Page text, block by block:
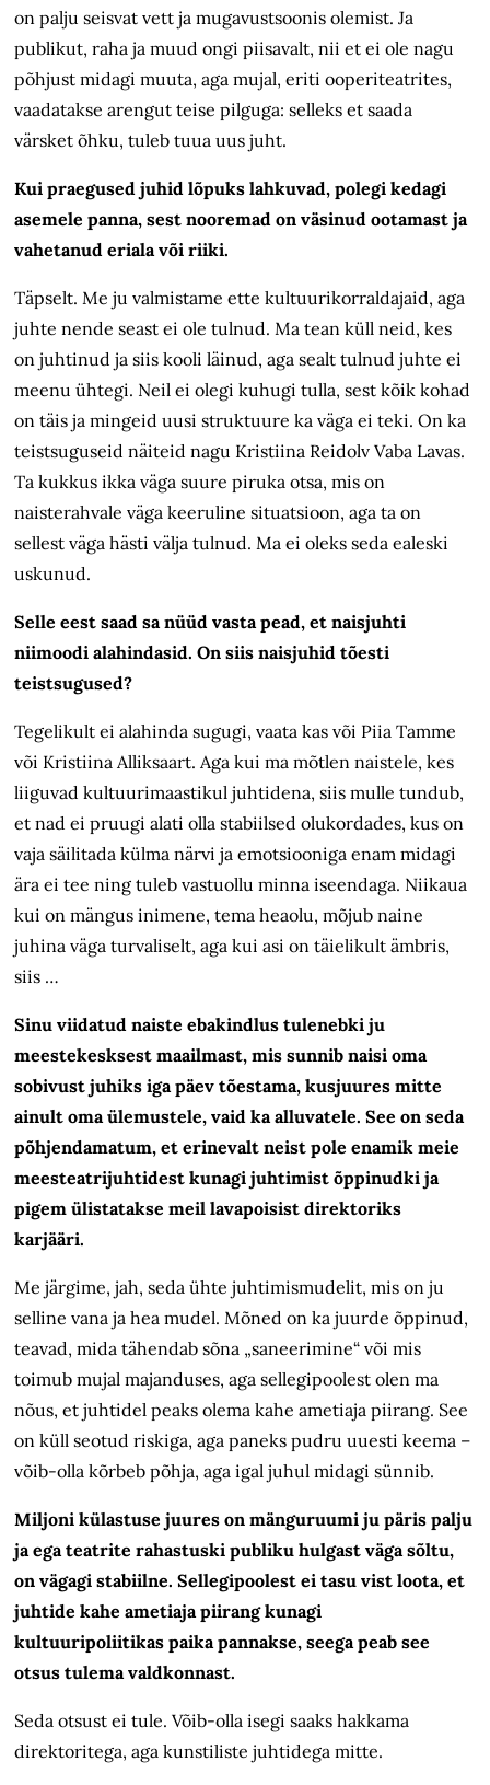
on palju seisvat vett ja mugavustsoonis olemist. Ja
publikut, raha ja muud ongi piisavalt, nii et ei ole nagu
põhjust midagi muuta, aga mujal, eriti ooperiteatrites,
vaadatakse arengut teise pilguga: selleks et saada
värsket õhku, tuleb tuua uus juht.
Kui praegused juhid lõpuks lahkuvad, polegi kedagi
asemele panna, sest nooremad on väsinud ootamast ja
vahetanud eriala või riiki.
Täpselt. Me ju valmistame ette kultuurikorraldajaid, aga
juhte nende seast ei ole tulnud. Ma tean küll neid, kes
on juhtinud ja siis kooli läinud, aga sealt tulnud juhte ei
meenu ühtegi. Neil ei olegi kuhugi tulla, sest kõik kohad
on täis ja mingeid uusi struktuure ka väga ei teki. On ka
teistsuguseid näiteid nagu Kristiina Reidolv Vaba Lavas.
Ta kukkus ikka väga suure piruka otsa, mis on
naisterahvale väga keeruline situatsioon, aga ta on
sellest väga hästi välja tulnud. Ma ei oleks seda ealeski
uskunud.
Selle eest saad sa nüüd vasta pead, et naisjuhti
niimoodi alahindasid. On siis naisjuhid tõesti
teistsugused?
Tegelikult ei alahinda sugugi, vaata kas või Piia Tamme
või Kristiina Alliksaart. Aga kui ma mõtlen naistele, kes
liiguvad kultuurimaastikul juhtidena, siis mulle tundub,
et nad ei pruugi alati olla stabiilsed olukordades, kus on
vaja säilitada külma närvi ja emotsiooniga enam midagi
ära ei tee ning tuleb vastuollu minna iseendaga. Niikaua
kui on mängus inimene, tema heaolu, mõjub naine
juhina väga turvaliselt, aga kui asi on täielikult ämbris,
siis …
Sinu viidatud naiste ebakindlus tulenebki ju
meestekesksest maailmast, mis sunnib naisi oma
sobivust juhiks iga päev tõestama, kusjuures mitte
ainult oma ülemustele, vaid ka alluvatele. See on seda
põhjendamatum, et erinevalt neist pole enamik meie
meesteatrijuhtidest kunagi juhtimist õppinudki ja
pigem ülistatakse meil lavapoisist direktoriks
karjääri.
Me järgime, jah, seda ühte juhtimismudelit, mis on ju
selline vana ja hea mudel. Mõned on ka juurde õppinud,
teavad, mida tähendab sõna „saneerimine“ või mis
toimub mujal majanduses, aga sellegipoolest olen ma
nõus, et juhtidel peaks olema kahe ametiaja piirang. See
on küll seotud riskiga, aga paneks pudru uuesti keema –
võib-olla kõrbeb põhja, aga igal juhul midagi sünnib.
Miljoni külastuse juures on mänguruumi ju päris palju
ja ega teatrite rahastuski publiku hulgast väga sõltu,
on vägagi stabiilne. Sellegipoolest ei tasu vist loota, et
juhtide kahe ametiaja piirang kunagi
kultuuripoliitikas paika pannakse, seega peab see
otsus tulema valdkonnast.
Seda otsust ei tule. Võib-olla isegi saaks hakkama
direktoritega, aga kunstiliste juhtidega mitte.